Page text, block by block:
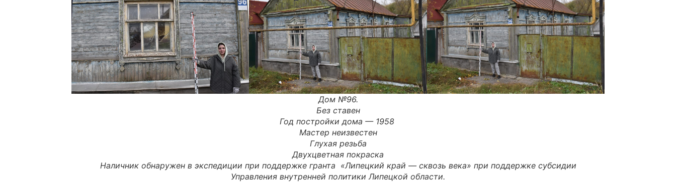
Дом №96.
Без ставен
Год постройки дома — 1958
Мастер неизвестен
Глухая резьба
Двухцветная покраска
Наличник обнаружен в экспедиции при поддержке гранта «Липецкий край — сквозь века» при поддержке субсидии
Управления внутренней политики Липецкой области.